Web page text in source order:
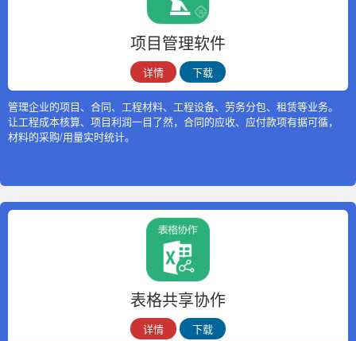
项目管理软件
详情 下载
管理企业的项目、合同、工程材料、工程设备、劳务分包、租赁等业务。
让工程成本核算、项目利润一目了然，合同的应收、应付款项有据可循，
材料的采购/用量实时统计。
表格共享协作
详情 下载